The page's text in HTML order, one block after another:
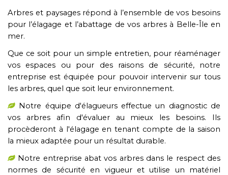
Arbres et paysages répond à l’ensemble de vos besoins
pour l’élagage et l’abattage de vos arbres à Belle-Île en
mer.
Que ce soit pour un simple entretien, pour réaménager
vos espaces ou pour des raisons de sécurité, notre
entreprise est équipée pour pouvoir intervenir sur tous
les arbres, quel que soit leur environnement.
Notre équipe d'élagueurs effectue un diagnostic de
vos arbres afin d'évaluer au mieux les besoins. Ils
procèderont à l'élagage en tenant compte de la saison
la mieux adaptée pour un résultat durable.
Notre entreprise abat vos arbres dans le respect des
normes de sécurité en vigueur et utilise un matériel